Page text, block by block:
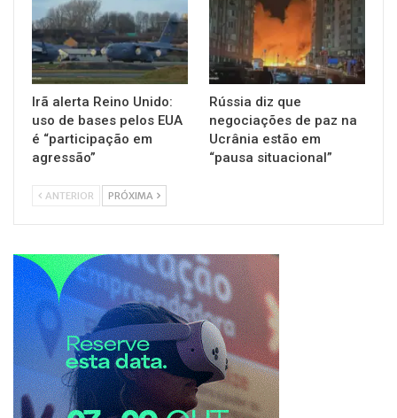
Irã alerta Reino Unido:
uso de bases pelos EUA
é “participação em
agressão”
Rússia diz que
negociações de paz na
Ucrânia estão em
“pausa situacional”
ANTERIOR PRÓXIMA